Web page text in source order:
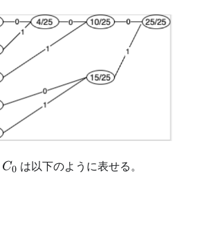
C_0
C0 は以下のように表せる。